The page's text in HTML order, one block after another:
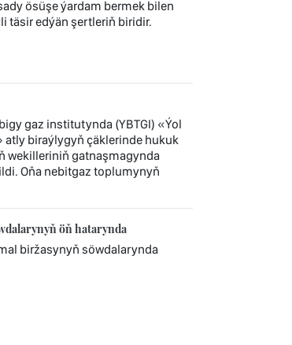
ösüşe ýardam bermek bilen
täsir edýän şertleriň biridir.
gaz institutynda (YBTGI) «Ýol
biraýlygyň çäklerinde hukuk
wekilleriniň gatnaşmagynda
Oňa nebitgaz toplumynyň
öň hatarynda
biržasynyň söwdalarynda